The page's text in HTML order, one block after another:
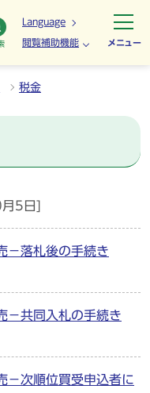
Language
閲覧補助機能 メニュー
税金
5日]
－落札後の手続き
－共同入札の手続き
－次順位買受申込者に